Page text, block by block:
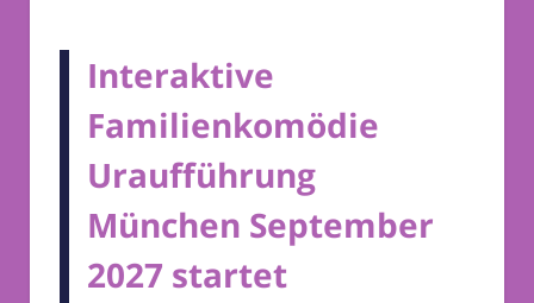
Interaktive
Familienkomödie
Uraufführung
München September
2027 startet